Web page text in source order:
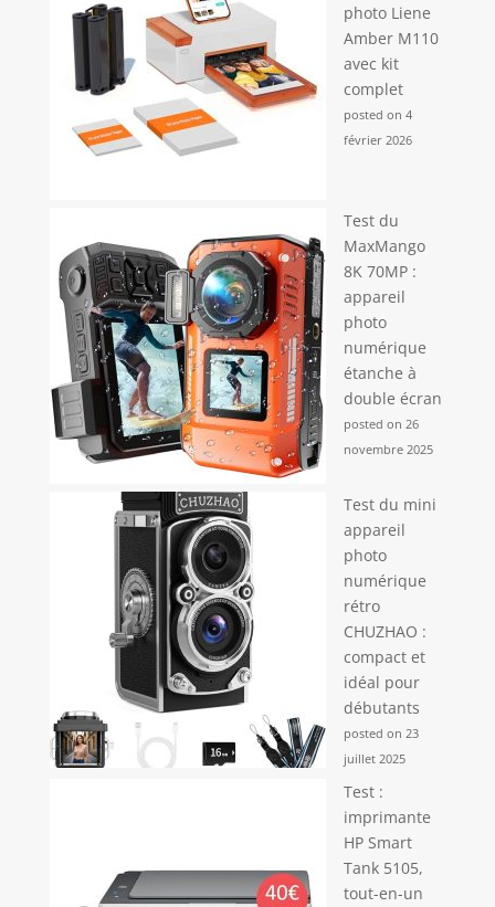
photo Liene
Amber M110
avec kit
complet
posted on 4
février 2026
Test du
MaxMango
8K 70MP :
appareil
photo
numérique
étanche à
double écran
posted on 26
novembre 2025
Test du mini
appareil
photo
numérique
rétro
CHUZHAO :
compact et
idéal pour
débutants
posted on 23
juillet 2025
Test :
imprimante
HP Smart
Tank 5105,
tout-en-un